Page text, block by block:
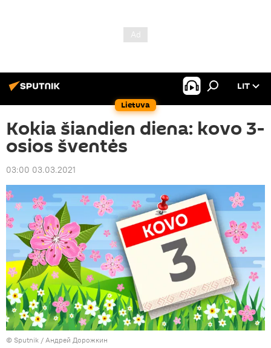
Lietuva
LIT
Kokia šiandien diena: kovo 3-
osios šventės
03:00 03.03.2021
© Sputnik / Андрей Дорожкин